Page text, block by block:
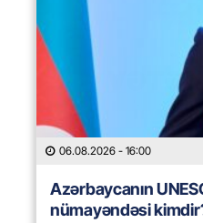
06.08.2026 - 16:00
Azərbaycanın
nümayəndəsi